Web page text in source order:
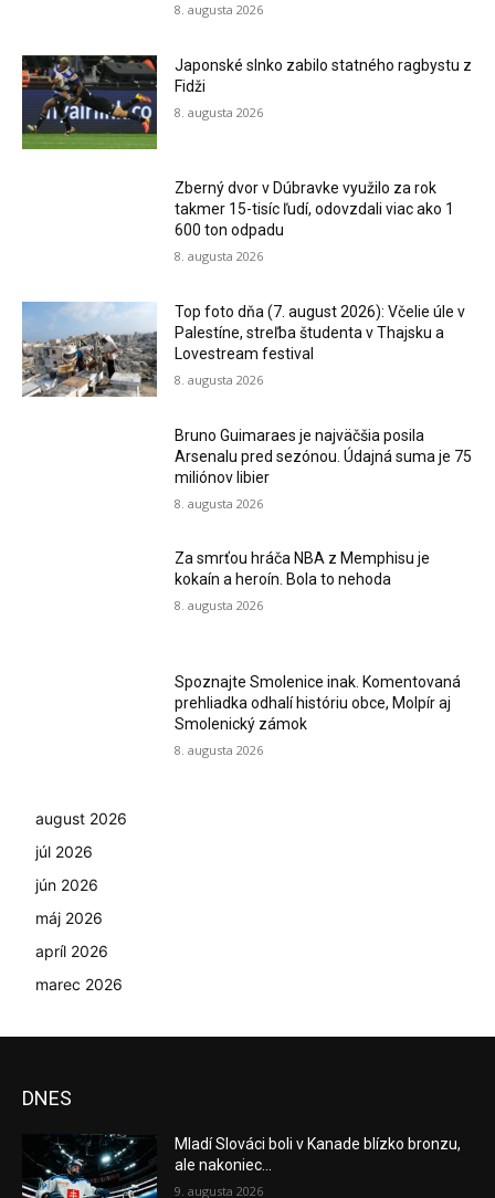
8. augusta 2026
Japonské slnko zabilo statného ragbystu z
Fidži
8. augusta 2026
Zberný dvor v Dúbravke využilo za rok
takmer 15-tisíc ľudí, odovzdali viac ako 1
600 ton odpadu
8. augusta 2026
Top foto dňa (7. august 2026): Včelie úle v
Palestíne, streľba študenta v Thajsku a
Lovestream festival
8. augusta 2026
Bruno Guimaraes je najväčšia posila
Arsenalu pred sezónou. Údajná suma je 75
miliónov libier
8. augusta 2026
Za smrťou hráča NBA z Memphisu je
kokaín a heroín. Bola to nehoda
8. augusta 2026
Spoznajte Smolenice inak. Komentovaná
prehliadka odhalí históriu obce, Molpír aj
Smolenický zámok
8. augusta 2026
august 2026
júl 2026
jún 2026
máj 2026
apríl 2026
marec 2026
DNES
Mladí Slováci boli v Kanade blízko bronzu,
ale nakoniec...
9. augusta 2026